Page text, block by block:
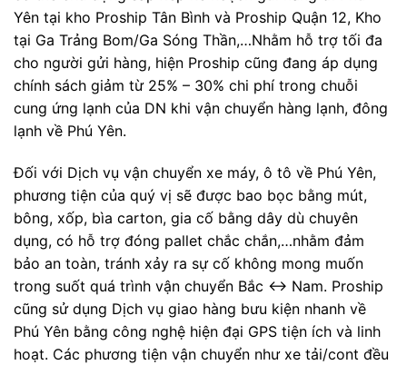
Yên tại kho Proship Tân Bình và Proship Quận 12, Kho
tại Ga Trảng Bom/Ga Sóng Thần,…Nhằm hỗ trợ tối đa
cho người gửi hàng, hiện Proship cũng đang áp dụng
chính sách giảm từ 25% – 30% chi phí trong chuỗi
cung ứng lạnh của DN khi vận chuyển hàng lạnh, đông
lạnh về Phú Yên.
Đối với Dịch vụ vận chuyển xe máy, ô tô về Phú Yên,
phương tiện của quý vị sẽ được bao bọc bằng mút,
bông, xốp, bìa carton, gia cố bằng dây dù chuyên
dụng, có hỗ trợ đóng pallet chắc chắn,…nhằm đảm
bảo an toàn, tránh xảy ra sự cố không mong muốn
trong suốt quá trình vận chuyển Bắc <-> Nam. Proship
cũng sử dụng Dịch vụ giao hàng bưu kiện nhanh về
Phú Yên bằng công nghệ hiện đại GPS tiện ích và linh
hoạt. Các phương tiện vận chuyển như xe tải/cont đều